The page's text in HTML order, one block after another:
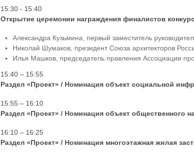
15:30 - 15:40
Открытие церемонии награждения финалистов
Александра Кузьмина, первый заместитель
Николай Шумаков, президент Союза архитекторов
Илья Машков, председатель правления Ассоциации
15:40 – 15:55
Раздел «Проект» / Номинация объект социальной
15:55 – 16:10
Раздел «Проект» / Номинация объект общественного
16:10 – 16:25
Раздел «Проект» / Номинация многоэтажная жилая